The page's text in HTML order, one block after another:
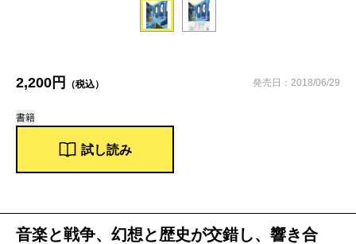
2,200円 （税込） 発売日：2018/06/29
書籍
試し読み
音楽と戦争、幻想と歴史が交錯し、響き合